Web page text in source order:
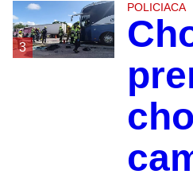
3
POLICIACA